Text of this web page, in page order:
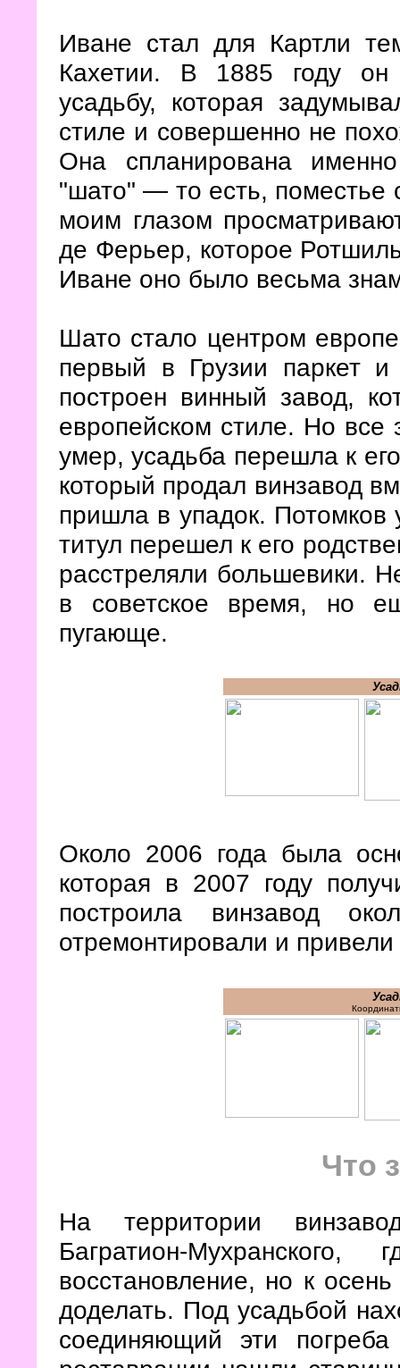
Иване стал для Картли
Кахетии. В 1885 году
усадьбу, которая
стиле и совершенно не
Она спланирована
"шато"— то есть, поместье
моим глазом
де Ферьер, которое
Иване оно было весьма
Шато стало центром
первый в Грузии паркет
построен винный завод,
европейском стиле. Но
умер, усадьба перешла к
который продал винзавод
пришла в упадок. Потомков
титул перешел к его
расстреляли большевики.
в советское время, но
пугающе.
Около 2006 года была
которая в 2007 году
построила винзавод
отремонтировали и
Что
На территории
Багратион-
восстановление, но к
доделать. Под усадьбой
соединяющий эти